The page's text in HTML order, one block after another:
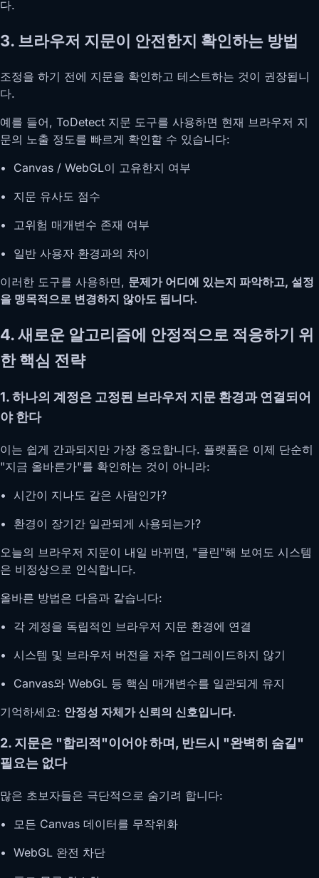
다.
3. 브라우저 지문이 안전한지 확인하는 방법
조정을 하기 전에 지문을 확인하고 테스트하는 것이 권장됩니
다.
예를 들어, ToDetect 지문 도구를 사용하면 현재 브라우저 지
문의 노출 정도를 빠르게 확인할 수 있습니다:
• Canvas / WebGL이 고유한지 여부
• 지문 유사도 점수
• 고위험 매개변수 존재 여부
• 일반 사용자 환경과의 차이
이러한 도구를 사용하면, 문제가 어디에 있는지 파악하고, 설정
을 맹목적으로 변경하지 않아도 됩니다.
4. 새로운 알고리즘에 안정적으로 적응하기 위
한 핵심 전략
1. 하나의 계정은 고정된 브라우저 지문 환경과 연결되어
야 한다
이는 쉽게 간과되지만 가장 중요합니다. 플랫폼은 이제 단순히
"지금 올바른가"를 확인하는 것이 아니라:
• 시간이 지나도 같은 사람인가?
• 환경이 장기간 일관되게 사용되는가?
오늘의 브라우저 지문이 내일 바뀌면, "클린"해 보여도 시스템
은 비정상으로 인식합니다.
올바른 방법은 다음과 같습니다:
• 각 계정을 독립적인 브라우저 지문 환경에 연결
• 시스템 및 브라우저 버전을 자주 업그레이드하지 않기
• Canvas와 WebGL 등 핵심 매개변수를 일관되게 유지
기억하세요: 안정성 자체가 신뢰의 신호입니다.
2. 지문은 "합리적"이어야 하며, 반드시 "완벽히 숨길"
필요는 없다
많은 초보자들은 극단적으로 숨기려 합니다:
• 모든 Canvas 데이터를 무작위화
• WebGL 완전 차단